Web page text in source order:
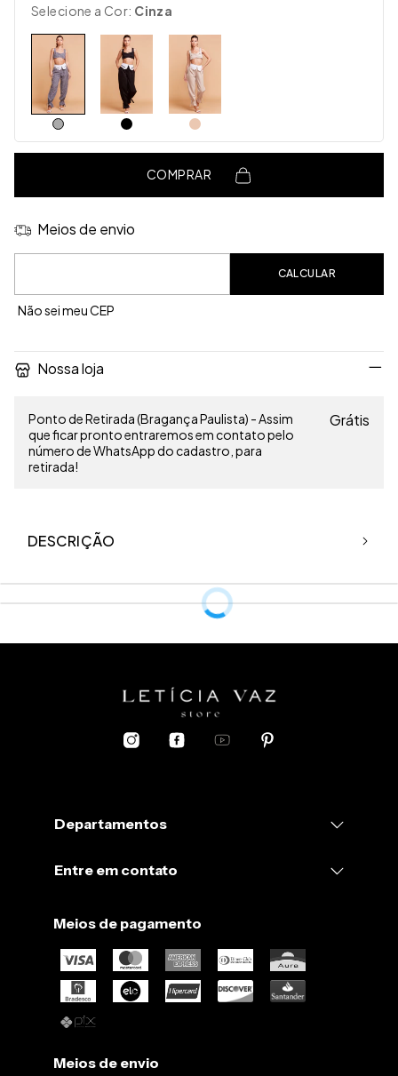
Selecione a Cor: Cinza
COMPRAR
Meios de envio
Entregas para o CEP:
CALCULAR
Não sei meu CEP
Nossa loja
Ponto de Retirada (Bragança Paulista) - Assim
que ficar pronto entraremos em contato pelo
número de WhatsApp do cadastro, para
retirada!
Grátis
DESCRIÇÃO
Possui amarração na barra podendo usar com a barra amarrada ou
Alfaiataria Preto (90% poliester e 10% elastano)
Departamentos
Entre em contato
Meios de pagamento
Meios de envio